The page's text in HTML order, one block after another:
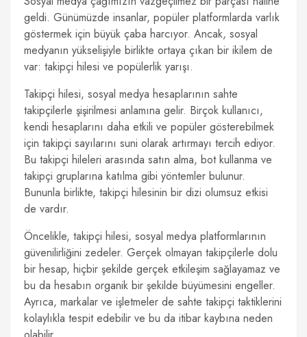
geldi. Günümüzde insanlar, popüler platformlarda varlık
göstermek için büyük çaba harcıyor. Ancak, sosyal
medyanın yükselişiyle birlikte ortaya çıkan bir ikilem de
var: takipçi hilesi ve popülerlik yarışı.
Takipçi hilesi, sosyal medya hesaplarının sahte
takipçilerle şişirilmesi anlamına gelir. Birçok kullanıcı,
kendi hesaplarını daha etkili ve popüler gösterebilmek
için takipçi sayılarını suni olarak artırmayı tercih ediyor.
Bu takipçi hileleri arasında satın alma, bot kullanma ve
takipçi gruplarına katılma gibi yöntemler bulunur.
Bununla birlikte, takipçi hilesinin bir dizi olumsuz etkisi
de vardır.
Öncelikle, takipçi hilesi, sosyal medya platformlarının
güvenilirliğini zedeler. Gerçek olmayan takipçilerle dolu
bir hesap, hiçbir şekilde gerçek etkileşim sağlayamaz ve
bu da hesabın organik bir şekilde büyümesini engeller.
Ayrıca, markalar ve işletmeler de sahte takipçi taktiklerini
kolaylıkla tespit edebilir ve bu da itibar kaybına neden